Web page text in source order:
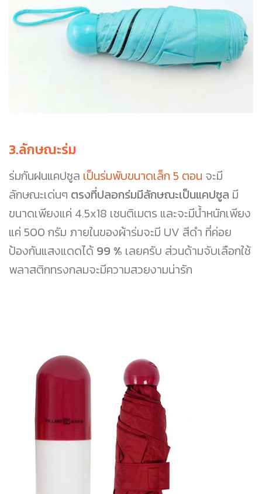
3.ลักษณะร่ม
ร่มกันฝนแคปซูล เป็นร่มพับขนาดเล็ก 5 ตอน จะมี
ลักษณะเด่นๆ ตรงที่ปลอกร่มมีลักษณะเป็นแคปซูล มี
ขนาดเพียงแค่ 4.5x18 เซนติเมตร และจะมีน้ำหนักเพียง
แค่ 500 กรัม ภายในของผ้าร่มจะมี UV สีดำ ที่ค่อย
ป้องกันแสงแดดได้ 99 % เลยครับ ส่วนด้ามจับเลือกใช้
พลาสติกทรงกลมจะมีความสวยงามน่ารัก